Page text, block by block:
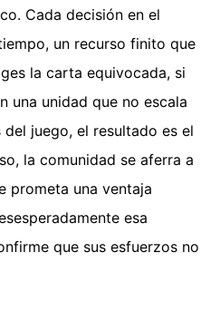
Cada decisión en el
un recurso finito que
la carta equivocada, si
una unidad que no escala
juego, el resultado es el
la comunidad se aferra a
prometa una ventaja
esa
que sus esfuerzos no